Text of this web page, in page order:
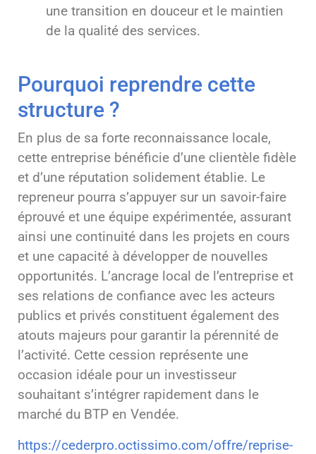
une transition en douceur et le maintien
de la qualité des services.
Pourquoi reprendre cette
structure ?
En plus de sa forte reconnaissance locale,
cette entreprise bénéficie d’une clientèle fidèle
et d’une réputation solidement établie. Le
repreneur pourra s’appuyer sur un savoir-faire
éprouvé et une équipe expérimentée, assurant
ainsi une continuité dans les projets en cours
et une capacité à développer de nouvelles
opportunités. L’ancrage local de l’entreprise et
ses relations de confiance avec les acteurs
publics et privés constituent également des
atouts majeurs pour garantir la pérennité de
l’activité. Cette cession représente une
occasion idéale pour un investisseur
souhaitant s’intégrer rapidement dans le
marché du BTP en Vendée.
https://cederpro.octissimo.com/offre/reprise-